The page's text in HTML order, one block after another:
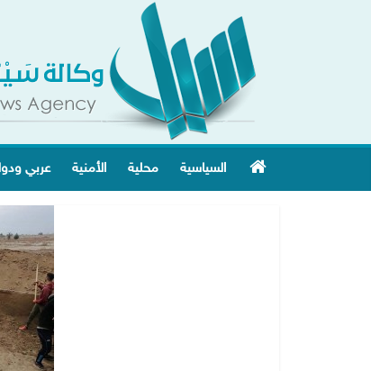
السياسية محلية الأمنية عربي